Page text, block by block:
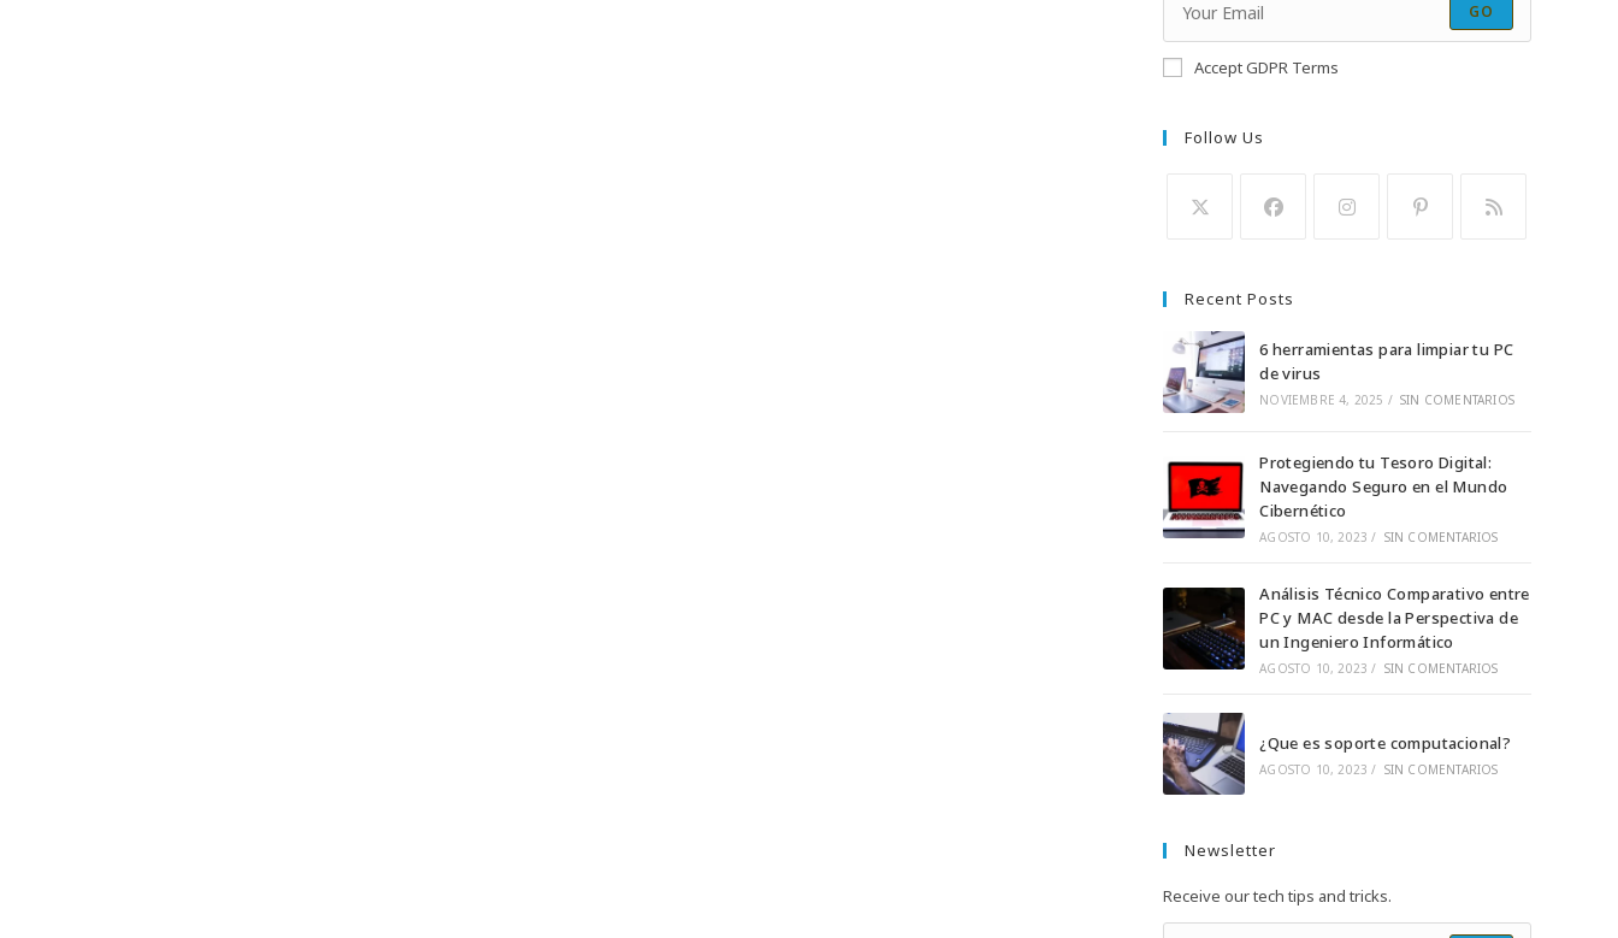
GO
Accept GDPR Terms
Follow Us
en
una
nueva
pestaña
una
nueva
pestaña
una
nueva
pestaña
una
pestaña
una
pestaña
Recent Posts
6 herramientas para limpiar tu PC
de virus
NOVIEMBRE 4, 2025 / SIN COMENTARIOS
Protegiendo tu Tesoro Digital:
Navegando Seguro en el Mundo
Cibernético
AGOSTO 10, 2023 / SIN COMENTARIOS
Análisis Técnico Comparativo entre
PC y MAC desde la Perspectiva de
un Ingeniero Informático
AGOSTO 10, 2023 / SIN COMENTARIOS
¿Que es soporte computacional?
AGOSTO 10, 2023 / SIN COMENTARIOS
Newsletter
Receive our tech tips and tricks.